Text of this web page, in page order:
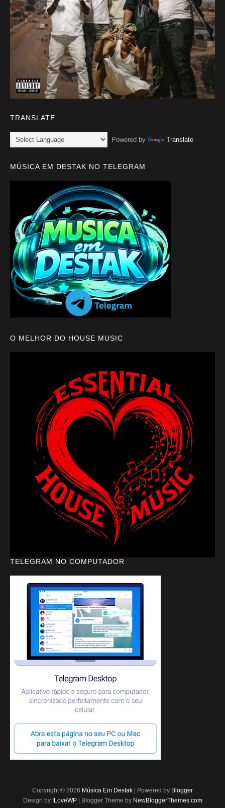
TRANSLATE
Powered by Translate
MÚSICA EM DESTAK NO TELEGRAM
O MELHOR DO HOUSE MUSIC
TELEGRAM NO COMPUTADOR
Copyright © 2026 Música Em Destak | Powered by Blogger
Design by ILoveWP| Blogger Theme by NewBloggerThemes.com